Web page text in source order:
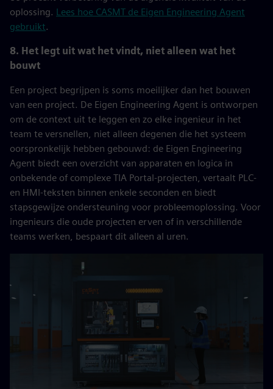
oplossing. Lees hoe CASMT de Eigen Engineering Agent
gebruikt.
8. Het legt uit wat het vindt, niet alleen wat het
bouwt
Een project begrijpen is soms moeilijker dan het bouwen
van een project. De Eigen Engineering Agent is ontworpen
om de context uit te leggen en zo elke ingenieur in het
team te versnellen, niet alleen degenen die het systeem
oorspronkelijk hebben gebouwd: de Eigen Engineering
Agent biedt een overzicht van apparaten en logica in
onbekende of complexe TIA Portal-projecten, vertaalt PLC-
en HMI-teksten binnen enkele seconden en biedt
stapsgewijze ondersteuning voor probleemoplossing. Voor
ingenieurs die oude projecten erven of in verschillende
teams werken, bespaart dit alleen al uren.